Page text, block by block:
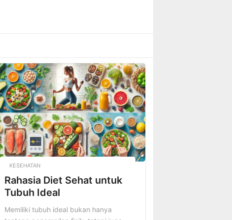
KESEHATAN
Rahasia Diet Sehat untuk
Tubuh Ideal
Memiliki tubuh ideal bukan hanya